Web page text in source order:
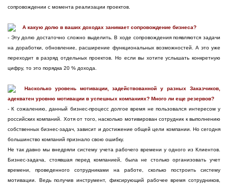
сопровождении с момента реализации проектов.
А какую долю в ваших доходах занимает сопровождение бизнеса?
- Эту долю достаточно сложно выделить. В ходе сопровождения появляются задачи
на доработки, обновление, расширение функциональных возможностей. А это уже
переходит в разряд отдельных проектов. Но если вы хотите услышать конкретную
цифру, то это порядка 20 % дохода.
Насколько уровень мотивации, задействованной у разных Заказчиков,
адекватен уровню мотивации в успешных компаниях? Много ли еще резервов?
- К сожалению, данный бизнес-процесс долгое время не пользовался интересом у
российских компаний. Хотя от того, насколько мотивирован сотрудник к выполнению
собственных бизнес-задач, зависит и достижение общей цели компании. Но сегодня
большинство компаний признало свою ошибку.
Не так давно мы внедряли систему учета рабочего времени у одного из Клиентов.
Бизнес-задача, стоявшая перед компанией, была не столько организовать учет
времени, проведенного сотрудниками на работе, сколько построить систему
мотивации. Ведь получив инструмент, фиксирующий рабочее время сотрудников,